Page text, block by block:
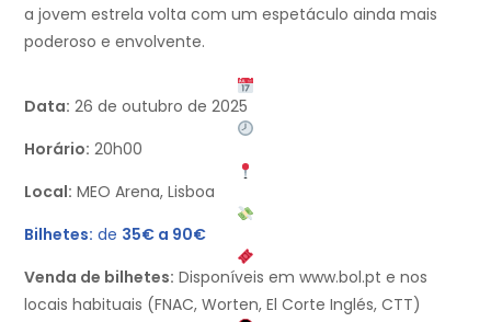
a jovem estrela volta com um espetáculo ainda mais
poderoso e envolvente.
Data: 26 de outubro de 2025
Horário: 20h00
Local: MEO Arena, Lisboa
Bilhetes: de 35€ a 90€
Venda de bilhetes: Disponíveis em www.bol.pt e nos
locais habituais (FNAC, Worten, El Corte Inglés, CTT)